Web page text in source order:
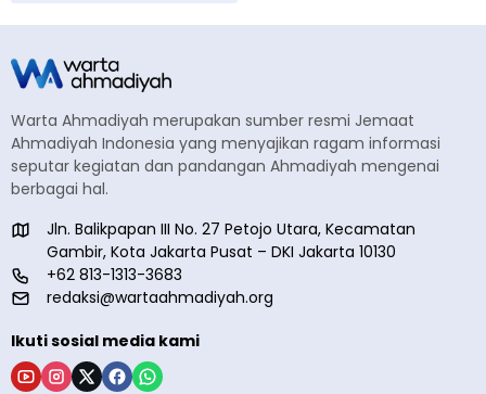
Warta Ahmadiyah merupakan sumber resmi Jemaat
Ahmadiyah Indonesia yang menyajikan ragam informasi
seputar kegiatan dan pandangan Ahmadiyah mengenai
berbagai hal.
Jln. Balikpapan III No. 27 Petojo Utara, Kecamatan
Gambir, Kota Jakarta Pusat – DKI Jakarta 10130
+62 813-1313-3683
redaksi@wartaahmadiyah.org
Ikuti sosial media kami